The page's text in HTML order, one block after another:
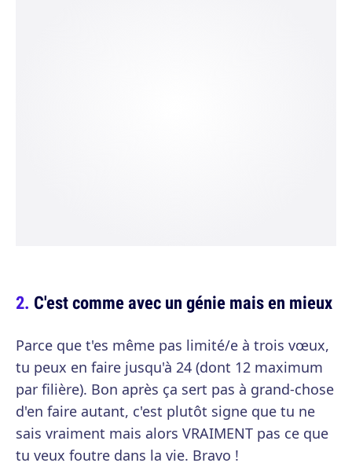
C'est comme avec un génie mais en mieux
Parce que t'es même pas limité/e à trois vœux,
tu peux en faire jusqu'à 24 (dont 12 maximum
par filière). Bon après ça sert pas à grand-chose
d'en faire autant, c'est plutôt signe que tu ne
sais vraiment mais alors VRAIMENT pas ce que
tu veux foutre dans la vie. Bravo !